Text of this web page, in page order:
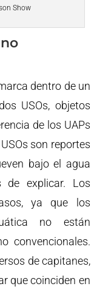
Show
dentro de un
USOs, objetos
de los UAPs
son reportes
bajo el agua
de explicar. Los
ya que los
no están
convencionales.
de capitanes,
que coinciden en